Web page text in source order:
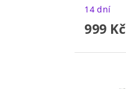
14 dní
999 Kč